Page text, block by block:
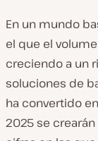
En un mundo
el que el
creciendo a un
soluciones de
ha convertido
2025 se crearán